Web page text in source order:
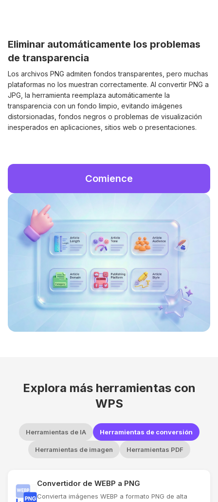
Eliminar automáticamente los problemas
de transparencia
Los archivos PNG admiten fondos transparentes, pero muchas
plataformas no los muestran correctamente. Al convertir PNG a
JPG, la herramienta reemplaza automáticamente la
transparencia con un fondo limpio, evitando imágenes
distorsionadas, fondos negros o problemas de visualización
inesperados en aplicaciones, sitios web o presentaciones.
Comience
Explora más herramientas con
WPS
Herramientas de IA Herramientas de conversión
Herramientas de imagen Herramientas PDF
Convertidor de WEBP a PNG
Convierta imágenes WEBP a formato PNG de alta